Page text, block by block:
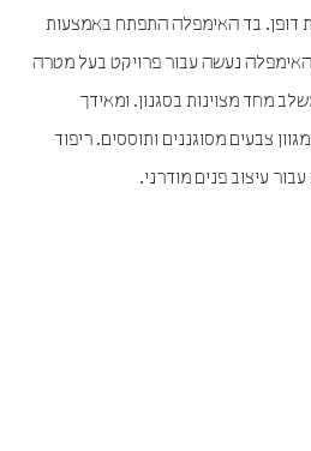
דופן. בד האימפלה התפתח באמצעות
נעשה עבור פרויקט בעל מטרה
מחד מצוינות בסגנון. ומאידך
צבעים מסוגננים ותוססים. ריפוד
עיצוב פנים מודרני.